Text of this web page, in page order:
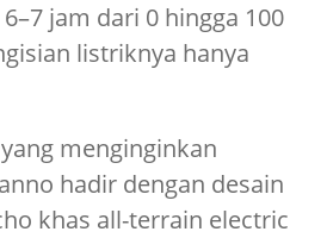
jam dari 0 hingga 100
listriknya hanya
menginginkan
hadir dengan desain
khas all-terrain electric